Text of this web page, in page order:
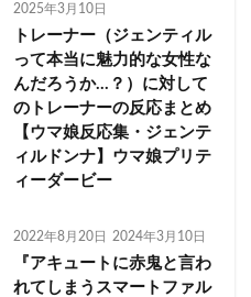
2025年3月10日
トレーナー（ジェンティル
って本当に魅力的な女性な
んだろうか…？）に対して
のトレーナーの反応まとめ
【ウマ娘反応集・ジェンテ
ィルドンナ】ウマ娘プリテ
ィーダービー
2022年8月20日 2024年3月10日
『アキュートに赤鬼と言わ
れてしまうスマートファル